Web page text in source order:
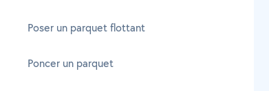
Poser un parquet flottant
Poncer un parquet